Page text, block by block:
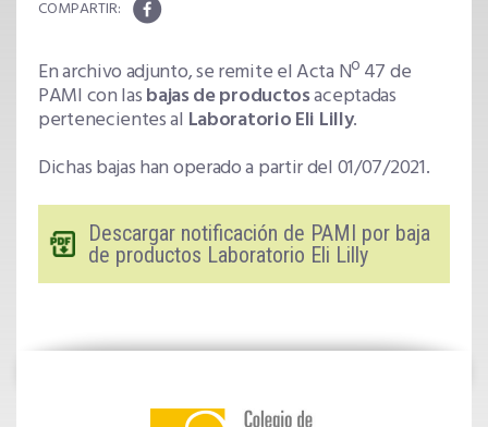
En archivo adjunto, se remite el Acta Nº 47 de
PAMI con lasbajas de productosaceptadas
pertenecientes al Laboratorio Eli Lilly.
Dichas bajas han operado a partir del 01/07/2021.
Descargar notificación de PAMI por baja
de productos Laboratorio Eli Lilly